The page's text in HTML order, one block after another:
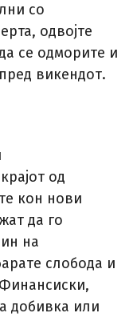
со
одвојте
се одморите и
викендот.
од
кон нови
да го
на
слобода и
добивка или